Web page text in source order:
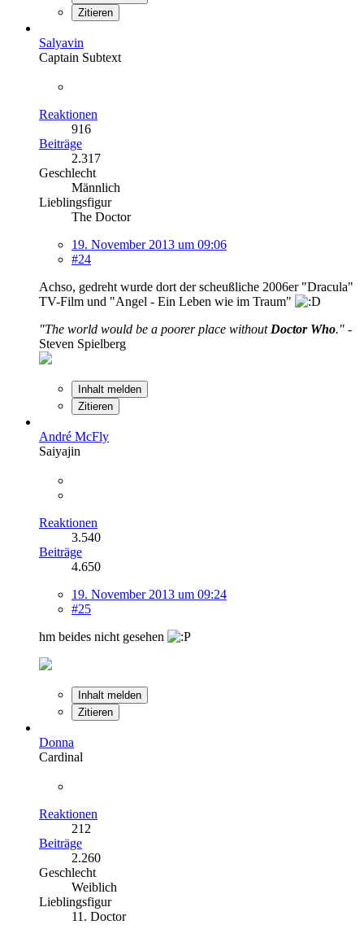
Zitieren
Salyavin
Captain Subtext
Reaktionen
916
Beiträge
2.317
Geschlecht
Männlich
Lieblingsfigur
The Doctor
19. November 2013 um 09:06
#24
Achso, gedreht wurde dort der scheußliche 2006er "Dracula"
TV-Film und "Angel - Ein Leben wie im Traum"
"The world would be a poorer place without Doctor Who." -
Steven Spielberg
Inhalt melden
Zitieren
André McFly
Saiyajin
Reaktionen
3.540
Beiträge
4.650
19. November 2013 um 09:24
#25
hm beides nicht gesehen
Inhalt melden
Zitieren
Donna
Cardinal
Reaktionen
212
Beiträge
2.260
Geschlecht
Weiblich
Lieblingsfigur
11. Doctor